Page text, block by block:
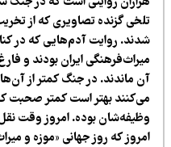
گزنده تصاویری که از تخریب
روایت آدم‌هایی که در کنار
ایران بودند و فارغ از
ماندند. در جنگ کمتر از آن‌ها
بهتر است کمتر صحبت کنند،
بوده. امروز وقت نقل
که روز جهانی «موزه و